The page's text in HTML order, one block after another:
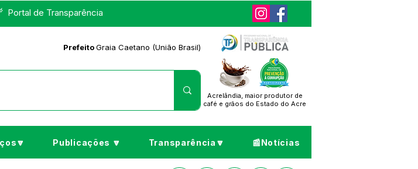
Portal de Transparência
PrefeitoGraia Caetano (União Brasil)
Acrelândia, maior produtor de
café e grãos do Estado do Acre
Publicações 🔽 Transparência🔽 📰Notícias